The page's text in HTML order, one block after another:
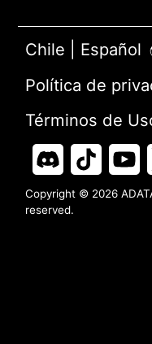
Chile | Español
Política de
Términos de
Copyright © 2026
reserved.